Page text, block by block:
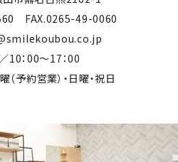
FAX.0265-49-0060
10：00～17：00
予約営業）・日曜・祝日